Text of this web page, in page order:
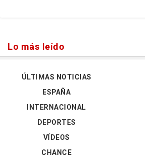
Lo más leído
ÚLTIMAS NOTICIAS
ESPAÑA
INTERNACIONAL
DEPORTES
VÍDEOS
CHANCE